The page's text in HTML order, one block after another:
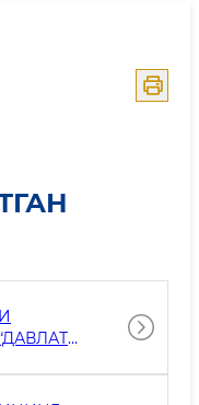
ҲАМДА